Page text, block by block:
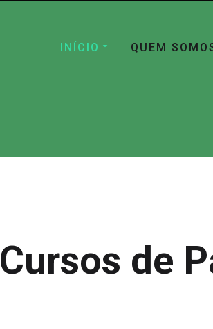
INÍCIO QUEM
Cursos de